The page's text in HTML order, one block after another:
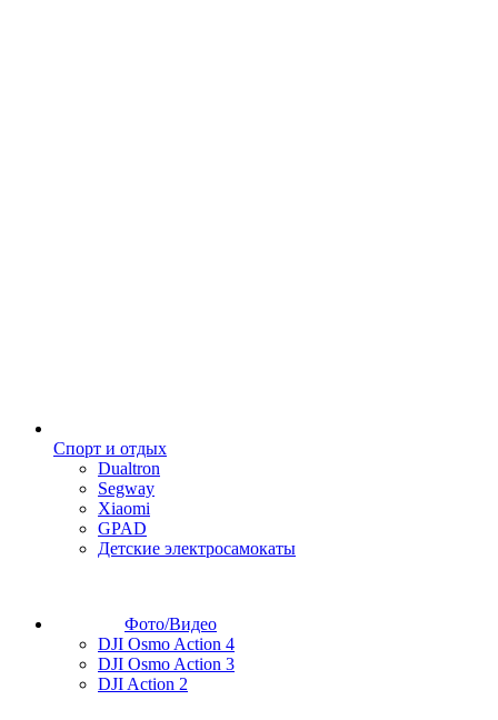
Спорт и отдых
Dualtron
Segway
Xiaomi
GPAD
Детские электросамокаты
Фото/Видео
DJI Osmo Action 4
DJI Osmo Action 3
DJI Action 2